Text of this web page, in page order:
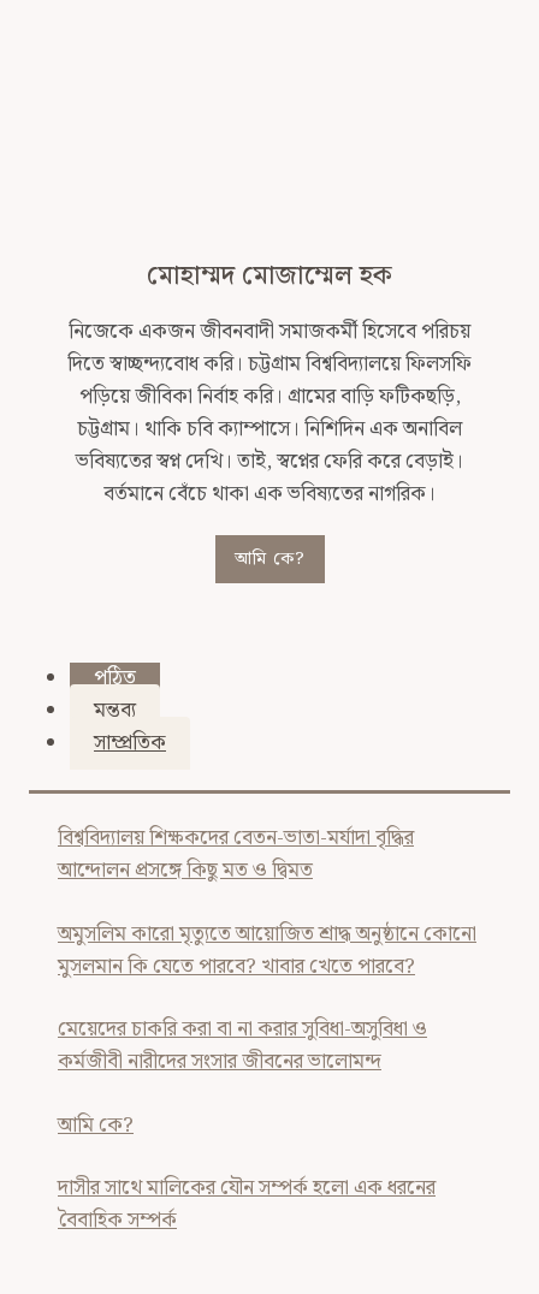
মোহাম্মদ মোজাম্মেল হক
নিজেকে একজন জীবনবাদী সমাজকর্মী হিসেবে পরিচয়
দিতে স্বাচ্ছন্দ্যবোধ করি। চট্টগ্রাম বিশ্ববিদ্যালয়ে ফিলসফি
পড়িয়ে জীবিকা নির্বাহ করি। গ্রামের বাড়ি ফটিকছড়ি,
চট্টগ্রাম। থাকি চবি ক্যাম্পাসে। নিশিদিন এক অনাবিল
ভবিষ্যতের স্বপ্ন দেখি। তাই, স্বপ্নের ফেরি করে বেড়াই।
বর্তমানে বেঁচে থাকা এক ভবিষ্যতের নাগরিক।
আমি কে?
পঠিত
মন্তব্য
সাম্প্রতিক
বিশ্ববিদ্যালয় শিক্ষকদের বেতন-ভাতা-মর্যাদা বৃদ্ধির
আন্দোলন প্রসঙ্গে কিছু মত ও দ্বিমত
অমুসলিম কারো মৃত্যুতে আয়োজিত শ্রাদ্ধ অনুষ্ঠানে কোনো
মুসলমান কি যেতে পারবে? খাবার খেতে পারবে?
মেয়েদের চাকরি করা বা না করার সুবিধা-অসুবিধা ও
কর্মজীবী নারীদের সংসার জীবনের ভালোমন্দ
আমি কে?
দাসীর সাথে মালিকের যৌন সম্পর্ক হলো এক ধরনের
বৈবাহিক সম্পর্ক